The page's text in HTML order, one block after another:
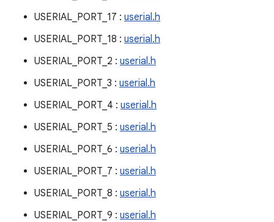
USERIAL_PORT_17 : userial.h
USERIAL_PORT_18 : userial.h
USERIAL_PORT_2 : userial.h
USERIAL_PORT_3 : userial.h
USERIAL_PORT_4 : userial.h
USERIAL_PORT_5 : userial.h
USERIAL_PORT_6 : userial.h
USERIAL_PORT_7 : userial.h
USERIAL_PORT_8 : userial.h
USERIAL_PORT_9 : userial.h